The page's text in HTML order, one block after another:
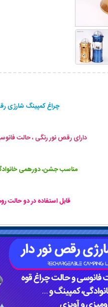
چراغ کمپینگ شارژی
دارای رقص نور رنگی ، حالت
مناسب جشن، دورهمی
قابل استفاده در دو حالت